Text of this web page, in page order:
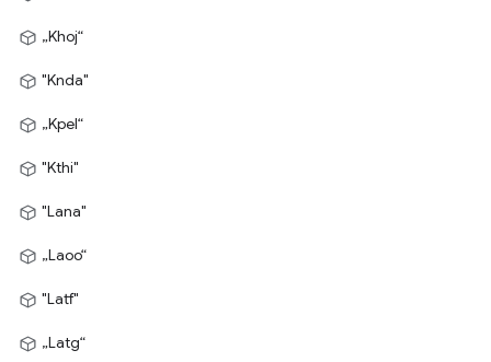
„Khoj“
"Knda"
„Kpel“
"Kthi"
"Lana"
„Laoo“
"Latf"
„Latg“